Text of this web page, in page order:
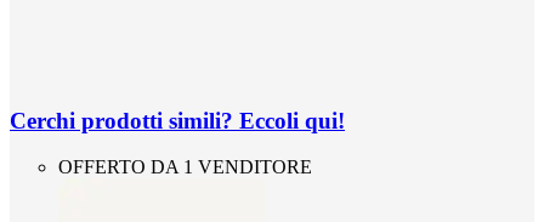
Cerchi prodotti simili? Eccoli qui!
OFFERTO DA 1 VENDITORE